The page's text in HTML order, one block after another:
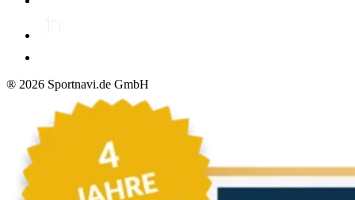
® 2026 Sportnavi.de GmbH